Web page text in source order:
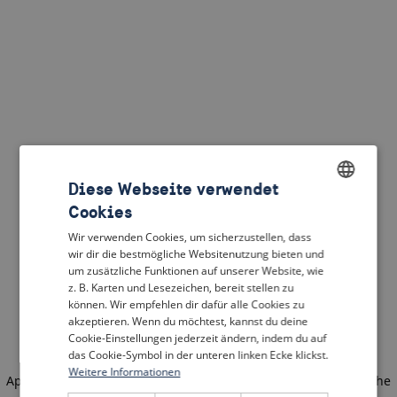
Application error: a client-side exception has occurred
(see the
DUTCH
FRENCH
GERMAN
Diese Webseite verwendet
Cookies
Wir verwenden Cookies, um sicherzustellen, dass
wir dir die bestmögliche Websitenutzung bieten und
um zusätzliche Funktionen auf unserer Website, wie
z. B. Karten und Lesezeichen, bereit stellen zu
können. Wir empfehlen dir dafür alle Cookies zu
akzeptieren. Wenn du möchtest, kannst du deine
Cookie-Einstellungen jederzeit ändern, indem du auf
das Cookie-Symbol in der unteren linken Ecke klickst.
Weitere Informationen